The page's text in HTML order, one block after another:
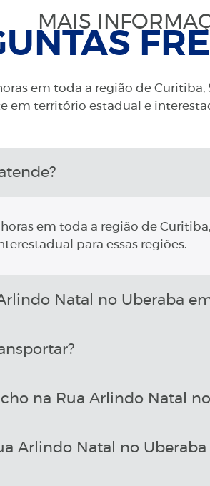
MAIS
em toda a região de
em território estadual e
em toda a região de
para essas regiões.
Natal no Uberaba
na Rua Arlindo Natal
Arlindo Natal no